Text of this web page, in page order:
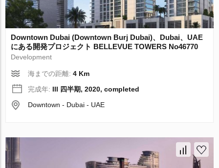
Downtown Dubai (Downtown Burj Dubai)、Dubai、UAE
にある開発プロジェクト BELLEVUE TOWERS No46770
Development
海までの距離:4 Km
完成年: III 四半期, 2020, completed
Downtown - Dubai - UAE